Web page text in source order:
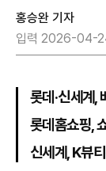
홍승완 기자
입력 2026-04-
롯데·신세계,
롯데홈쇼핑,
신세계, K뷰